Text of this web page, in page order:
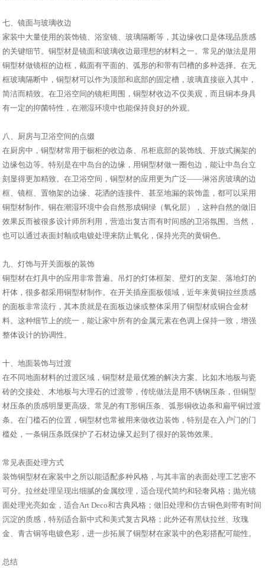
七、镜面与玻璃收边
家装中大量使用的装饰镜、浴室镜、玻璃隔断等，其边缘收口是体现品质感
的关键细节。铜型材是镜面和玻璃收边最理想的材料之一。常见的做法是用
铜型材做镜框的边框，截面有平面的、弧形的和带有凹槽的多种选择。在无
框玻璃隔断中，铜型材可以作为顶部和底部的固定槽，玻璃直接嵌入其中，
简洁而精致。在卫浴空间的镜柜周围，铜型材收边不仅美观，而且铜本身具
有一定的抑菌特性，在潮湿环境中也能保持良好的外观。
八、厨房与卫浴空间的点缀
在厨房中，铜型材常用于橱柜的收边条、吊柜底部的装饰线、开放式搁架的
边缘包边等。特别是在中岛台的边缘，用铜型材做一圈包边，能让中岛台立
刻显得更加精致。在卫浴空间，铜型材的应用更为广泛——淋浴房玻璃的边
框、镜框、置物架的边缘、花洒的连接件、甚至地漏的装饰盖，都可以采用
铜型材制作。铜在潮湿环境中会自然形成铜绿（氧化层），这种自然的做旧
效果反而被很多设计师所利用，营造出复古而有时间感的卫浴氛围。当然，
也可以通过表面封釉或电镀处理来防止氧化，保持光亮的黄铜色。
九、灯饰与开关面板的装饰
铜型材在灯具中的应用非常普遍。吊灯的灯体框架、壁灯的支架、落地灯的
杆体，很多都采用铜型材制作。在开关插座面板领域，近年来黄铜拉丝质感
的面板非常流行，其本质就是在面板边缘或整体采用了铜型材或铜合金材
料。这种细节上的统一，能让家中所有的金属元素在色调上保持一致，增强
整体设计的协调性。
十、地面装饰与过渡
在不同地面材料的过渡区域，铜型材是最优雅的解决方案。比如木地板与瓷
砖的交接处、木地板与大理石的过渡带，传统做法是用不锈钢压条，但铜型
材压条的质感明显更高级。常见的有T形铜压条、弧形铜收边条和扁平铜过渡
条。在门槛石的位置，铜型材也常被用来做收边装饰，特别是在入户门的门
槛处，一条铜压条既保护了石材边缘又起到了很好的装饰效果。
常见表面处理方式
装饰铜型材在家装中之所以能适配多种风格，与其丰富的表面处理工艺密不
可分。拉丝处理呈现出细腻的金属纹理，适合现代简约和轻奢风格；抛光镜
面处理光亮如金，适合Art Deco和古典风格；做旧处理和仿古铜色则带有时间
沉淀的质感，特别适合新中式和美式复古风格；此外还有黑钛拉丝、玫瑰
金、青古铜等电镀色彩，进一步拓展了铜型材在家装中的色彩搭配可能性。
总结